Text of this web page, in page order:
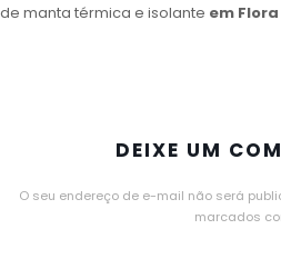
de manta térmica e isolante em
DEIXE UM
O seu endereço de e-mail não será
marcados